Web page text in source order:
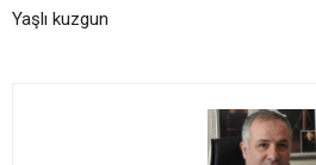
Yaşlı kuzgun